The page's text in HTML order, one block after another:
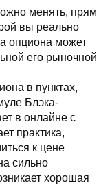
менять, прям
вы реально
опциона может
его рыночной
в пунктах,
Блэка-
в онлайне с
практика,
к цене
сильно
хорошая